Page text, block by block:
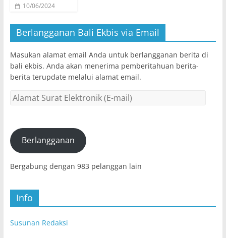
10/06/2024
Berlangganan Bali Ekbis via Email
Masukan alamat email Anda untuk berlangganan berita di
bali ekbis. Anda akan menerima pemberitahuan berita-
berita terupdate melalui alamat email.
Alamat
(E-
mail)Berlangganan
Bergabung dengan 983 pelanggan lain
Info
Susunan Redaksi